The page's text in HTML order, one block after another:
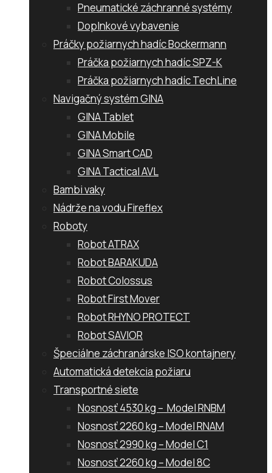
Pneumatické záchranné systémy
Doplnkové vybavenie
Práčky požiarnych hadíc Bockermann
Práčka požiarnych hadíc SPZ-K
Práčka požiarnych hadíc TechLine
Navigačný systém GINA
GINA Tablet
GINA Mobile
GINA Smart CAD
GINA Tactical AVL
Bambi vaky
Nádrže na vodu Fireflex
Roboty
Robot ATRAX
Robot BARAKUDA
Robot Colossus
Robot First Mover
Robot RHYNO PROTECT
Robot SAVIOR
Špeciálne záchranárske ISO kontajnery
Automatická detekcia požiaru
Transportné siete
Nosnosť 4530 kg – Model RNBM
Nosnosť 2260 kg – Model RNAM
Nosnosť 2990 kg – Model C1
Nosnosť 2260 kg – Model 8C